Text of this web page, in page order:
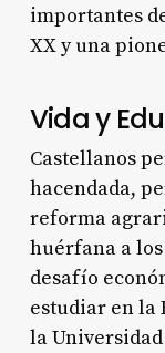
importantes
XX y una
Vida y
Castellanos
hacendada,
reforma
huérfana a
desafío
estudiar en la
la